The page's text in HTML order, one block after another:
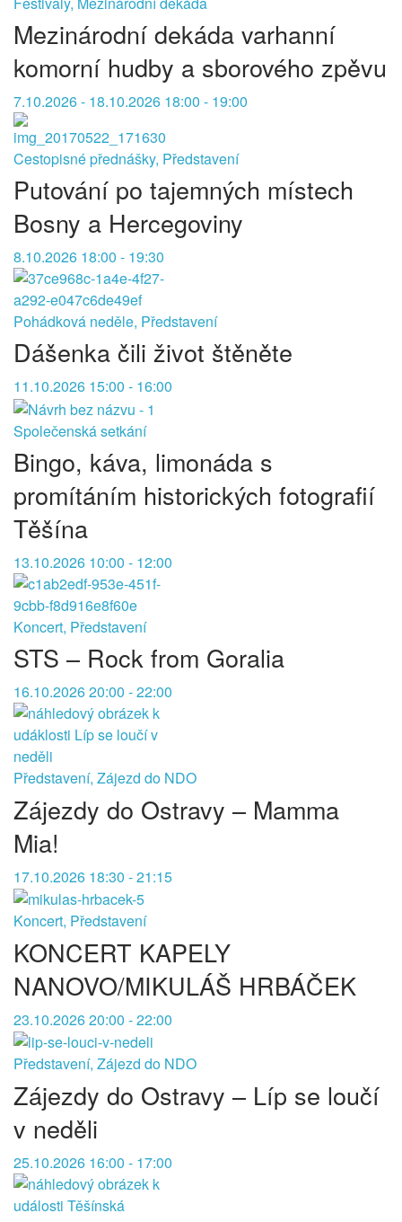
Mezinárodní dekáda varhanní
komorní hudby a sborového zpěvu
7.10.2026 - 18.10.2026 18:00 - 19:00
Cestopisné přednášky, Představení
Putování po tajemných místech
Bosny a Hercegoviny
8.10.2026 18:00 - 19:30
Pohádková neděle, Představení
Dášenka čili život štěněte
11.10.2026 15:00 - 16:00
Společenská setkání
Bingo, káva, limonáda s
promítáním historických fotografií
Těšína
13.10.2026 10:00 - 12:00
Koncert, Představení
STS – Rock from Goralia
16.10.2026 20:00 - 22:00
Představení, Zájezd do NDO
Zájezdy do Ostravy – Mamma
Mia!
17.10.2026 18:30 - 21:15
Koncert, Představení
KONCERT KAPELY
NANOVO/MIKULÁŠ HRBÁČEK
23.10.2026 20:00 - 22:00
Představení, Zájezd do NDO
Zájezdy do Ostravy – Líp se loučí
v neděli
25.10.2026 16:00 - 17:00